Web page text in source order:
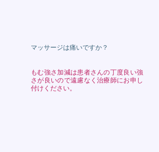
マッサージは痛いですか？
もむ強さ加減は患者さんの丁度良い強
さが良いので遠慮なく治療師にお申し
付けください。